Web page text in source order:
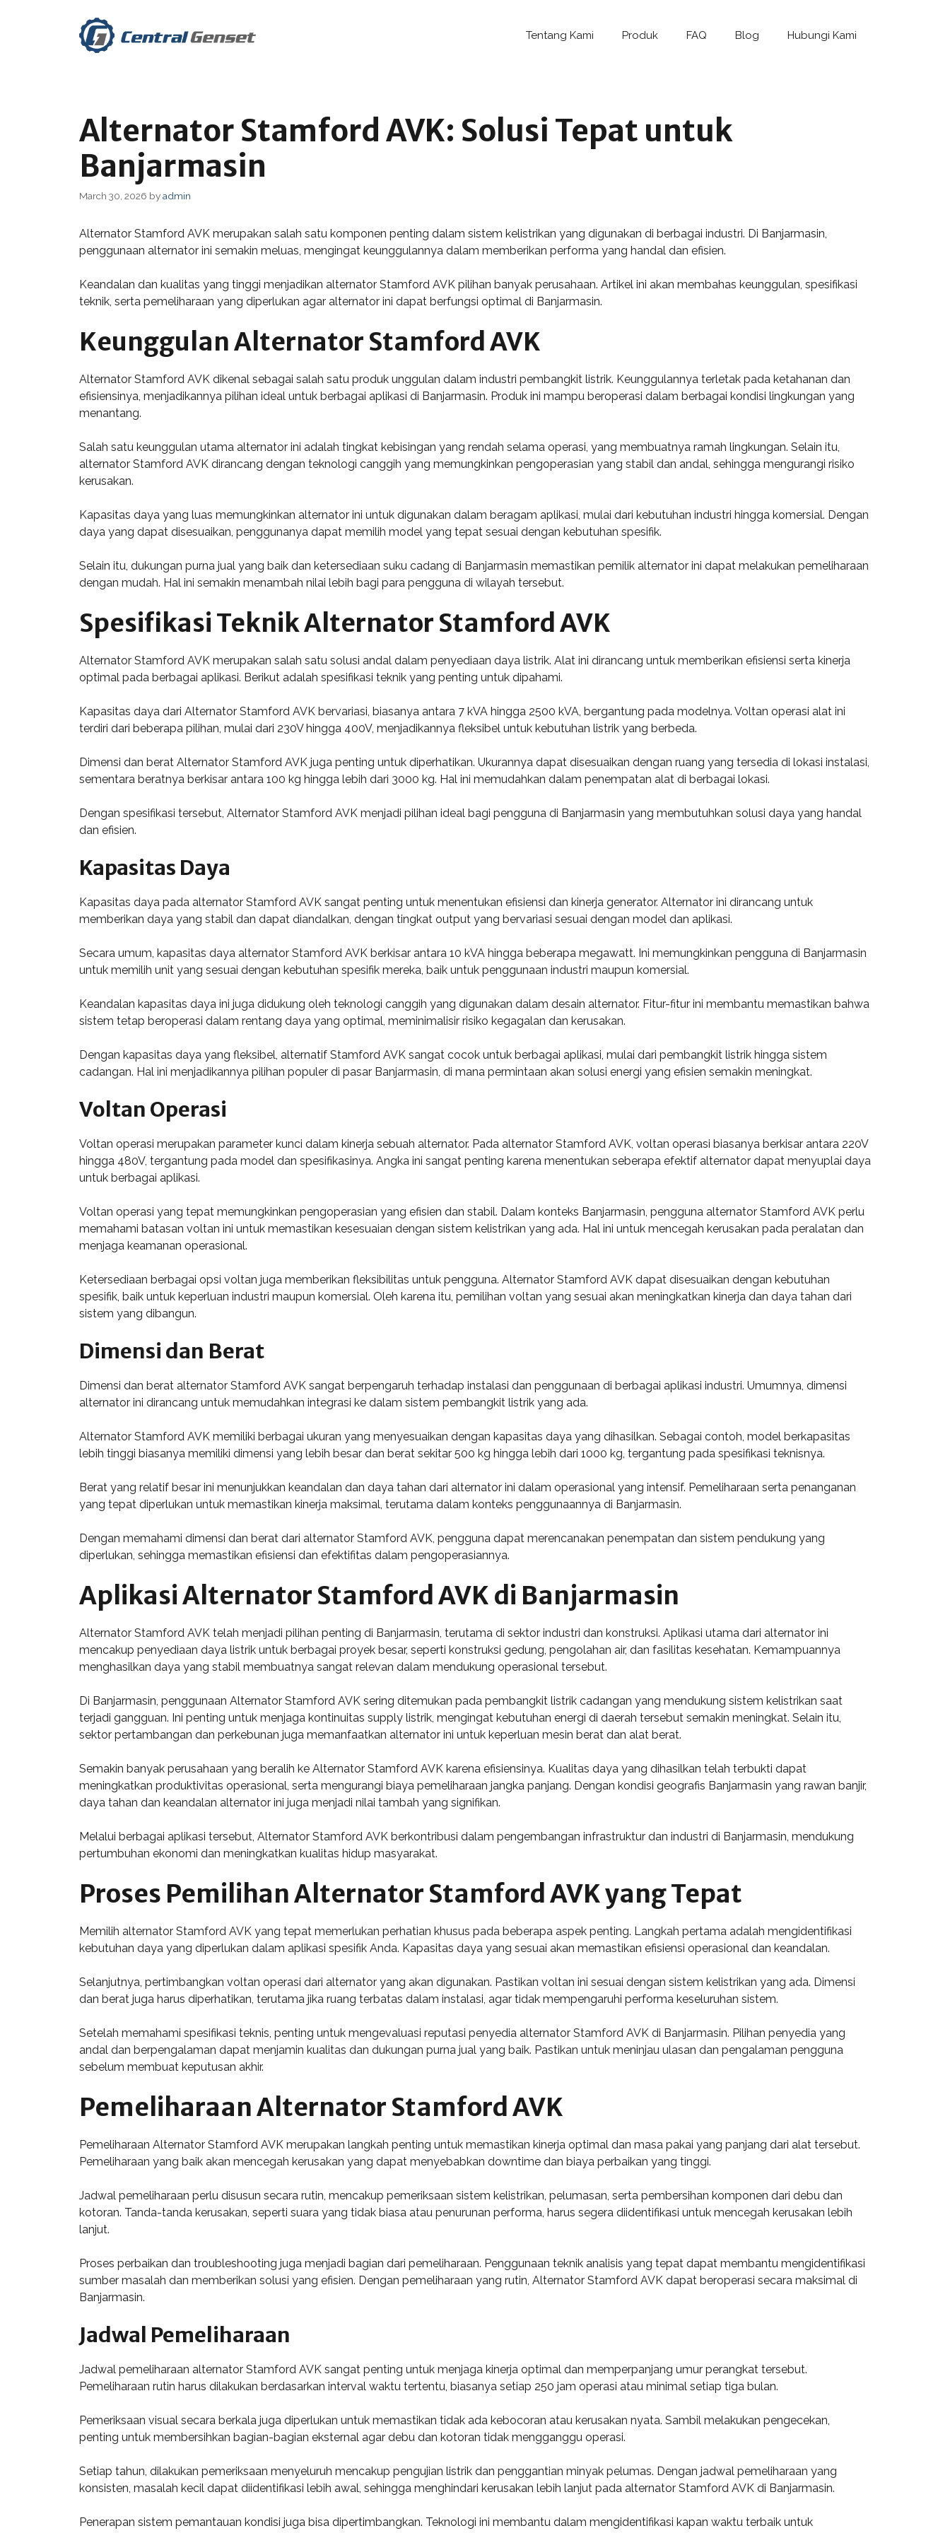
Tentang Kami Produk FAQ Blog Hubungi Kami
Alternator Stamford AVK: Solusi Tepat untuk
Banjarmasin
March 30, 2026 byadmin
Alternator Stamford AVK merupakan salah satu komponen penting dalam sistem kelistrikan yang digunakan di berbagai industri. Di Banjarmasin,
penggunaan alternator ini semakin meluas, mengingat keunggulannya dalam memberikan performa yang handal dan efisien.
Keandalan dan kualitas yang tinggi menjadikan alternator Stamford AVK pilihan banyak perusahaan. Artikel ini akan membahas keunggulan, spesifikasi
teknik, serta pemeliharaan yang diperlukan agar alternator ini dapat berfungsi optimal di Banjarmasin.
Keunggulan Alternator Stamford AVK
Alternator Stamford AVK dikenal sebagai salah satu produk unggulan dalam industri pembangkit listrik. Keunggulannya terletak pada ketahanan dan
efisiensinya, menjadikannya pilihan ideal untuk berbagai aplikasi di Banjarmasin. Produk ini mampu beroperasi dalam berbagai kondisi lingkungan yang
menantang.
Salah satu keunggulan utama alternator ini adalah tingkat kebisingan yang rendah selama operasi, yang membuatnya ramah lingkungan. Selain itu,
alternator Stamford AVK dirancang dengan teknologi canggih yang memungkinkan pengoperasian yang stabil dan andal, sehingga mengurangi risiko
kerusakan.
Kapasitas daya yang luas memungkinkan alternator ini untuk digunakan dalam beragam aplikasi, mulai dari kebutuhan industri hingga komersial. Dengan
daya yang dapat disesuaikan, penggunanya dapat memilih model yang tepat sesuai dengan kebutuhan spesifik.
Selain itu, dukungan purna jual yang baik dan ketersediaan suku cadang di Banjarmasin memastikan pemilik alternator ini dapat melakukan pemeliharaan
dengan mudah. Hal ini semakin menambah nilai lebih bagi para pengguna di wilayah tersebut.
Spesifikasi Teknik Alternator Stamford AVK
Alternator Stamford AVK merupakan salah satu solusi andal dalam penyediaan daya listrik. Alat ini dirancang untuk memberikan efisiensi serta kinerja
optimal pada berbagai aplikasi. Berikut adalah spesifikasi teknik yang penting untuk dipahami.
Kapasitas daya dari Alternator Stamford AVK bervariasi, biasanya antara 7 kVA hingga 2500 kVA, bergantung pada modelnya. Voltan operasi alat ini
terdiri dari beberapa pilihan, mulai dari 230V hingga 400V, menjadikannya fleksibel untuk kebutuhan listrik yang berbeda.
Dimensi dan berat Alternator Stamford AVK juga penting untuk diperhatikan. Ukurannya dapat disesuaikan dengan ruang yang tersedia di lokasi instalasi,
sementara beratnya berkisar antara 100 kg hingga lebih dari 3000 kg. Hal ini memudahkan dalam penempatan alat di berbagai lokasi.
Dengan spesifikasi tersebut, Alternator Stamford AVK menjadi pilihan ideal bagi pengguna di Banjarmasin yang membutuhkan solusi daya yang handal
dan efisien.
Kapasitas Daya
Kapasitas daya pada alternator Stamford AVK sangat penting untuk menentukan efisiensi dan kinerja generator. Alternator ini dirancang untuk
memberikan daya yang stabil dan dapat diandalkan, dengan tingkat output yang bervariasi sesuai dengan model dan aplikasi.
Secara umum, kapasitas daya alternator Stamford AVK berkisar antara 10 kVA hingga beberapa megawatt. Ini memungkinkan pengguna di Banjarmasin
untuk memilih unit yang sesuai dengan kebutuhan spesifik mereka, baik untuk penggunaan industri maupun komersial.
Keandalan kapasitas daya ini juga didukung oleh teknologi canggih yang digunakan dalam desain alternator. Fitur-fitur ini membantu memastikan bahwa
sistem tetap beroperasi dalam rentang daya yang optimal, meminimalisir risiko kegagalan dan kerusakan.
Dengan kapasitas daya yang fleksibel, alternatif Stamford AVK sangat cocok untuk berbagai aplikasi, mulai dari pembangkit listrik hingga sistem
cadangan. Hal ini menjadikannya pilihan populer di pasar Banjarmasin, di mana permintaan akan solusi energi yang efisien semakin meningkat.
Voltan Operasi
Voltan operasi merupakan parameter kunci dalam kinerja sebuah alternator. Pada alternator Stamford AVK, voltan operasi biasanya berkisar antara 220V
hingga 480V, tergantung pada model dan spesifikasinya. Angka ini sangat penting karena menentukan seberapa efektif alternator dapat menyuplai daya
untuk berbagai aplikasi.
Voltan operasi yang tepat memungkinkan pengoperasian yang efisien dan stabil. Dalam konteks Banjarmasin, pengguna alternator Stamford AVK perlu
memahami batasan voltan ini untuk memastikan kesesuaian dengan sistem kelistrikan yang ada. Hal ini untuk mencegah kerusakan pada peralatan dan
menjaga keamanan operasional.
Ketersediaan berbagai opsi voltan juga memberikan fleksibilitas untuk pengguna. Alternator Stamford AVK dapat disesuaikan dengan kebutuhan
spesifik, baik untuk keperluan industri maupun komersial. Oleh karena itu, pemilihan voltan yang sesuai akan meningkatkan kinerja dan daya tahan dari
sistem yang dibangun.
Dimensi dan Berat
Dimensi dan berat alternator Stamford AVK sangat berpengaruh terhadap instalasi dan penggunaan di berbagai aplikasi industri. Umumnya, dimensi
alternator ini dirancang untuk memudahkan integrasi ke dalam sistem pembangkit listrik yang ada.
Alternator Stamford AVK memiliki berbagai ukuran yang menyesuaikan dengan kapasitas daya yang dihasilkan. Sebagai contoh, model berkapasitas
lebih tinggi biasanya memiliki dimensi yang lebih besar dan berat sekitar 500 kg hingga lebih dari 1000 kg, tergantung pada spesifikasi teknisnya.
Berat yang relatif besar ini menunjukkan keandalan dan daya tahan dari alternator ini dalam operasional yang intensif. Pemeliharaan serta penanganan
yang tepat diperlukan untuk memastikan kinerja maksimal, terutama dalam konteks penggunaannya di Banjarmasin.
Dengan memahami dimensi dan berat dari alternator Stamford AVK, pengguna dapat merencanakan penempatan dan sistem pendukung yang
diperlukan, sehingga memastikan efisiensi dan efektifitas dalam pengoperasiannya.
Aplikasi Alternator Stamford AVK di Banjarmasin
Alternator Stamford AVK telah menjadi pilihan penting di Banjarmasin, terutama di sektor industri dan konstruksi. Aplikasi utama dari alternator ini
mencakup penyediaan daya listrik untuk berbagai proyek besar, seperti konstruksi gedung, pengolahan air, dan fasilitas kesehatan. Kemampuannya
menghasilkan daya yang stabil membuatnya sangat relevan dalam mendukung operasional tersebut.
Di Banjarmasin, penggunaan Alternator Stamford AVK sering ditemukan pada pembangkit listrik cadangan yang mendukung sistem kelistrikan saat
terjadi gangguan. Ini penting untuk menjaga kontinuitas supply listrik, mengingat kebutuhan energi di daerah tersebut semakin meningkat. Selain itu,
sektor pertambangan dan perkebunan juga memanfaatkan alternator ini untuk keperluan mesin berat dan alat berat.
Semakin banyak perusahaan yang beralih ke Alternator Stamford AVK karena efisiensinya. Kualitas daya yang dihasilkan telah terbukti dapat
meningkatkan produktivitas operasional, serta mengurangi biaya pemeliharaan jangka panjang. Dengan kondisi geografis Banjarmasin yang rawan banjir,
daya tahan dan keandalan alternator ini juga menjadi nilai tambah yang signifikan.
Melalui berbagai aplikasi tersebut, Alternator Stamford AVK berkontribusi dalam pengembangan infrastruktur dan industri di Banjarmasin, mendukung
pertumbuhan ekonomi dan meningkatkan kualitas hidup masyarakat.
Proses Pemilihan Alternator Stamford AVK yang Tepat
Memilih alternator Stamford AVK yang tepat memerlukan perhatian khusus pada beberapa aspek penting. Langkah pertama adalah mengidentifikasi
kebutuhan daya yang diperlukan dalam aplikasi spesifik Anda. Kapasitas daya yang sesuai akan memastikan efisiensi operasional dan keandalan.
Selanjutnya, pertimbangkan voltan operasi dari alternator yang akan digunakan. Pastikan voltan ini sesuai dengan sistem kelistrikan yang ada. Dimensi
dan berat juga harus diperhatikan, terutama jika ruang terbatas dalam instalasi, agar tidak mempengaruhi performa keseluruhan sistem.
Setelah memahami spesifikasi teknis, penting untuk mengevaluasi reputasi penyedia alternator Stamford AVK di Banjarmasin. Pilihan penyedia yang
andal dan berpengalaman dapat menjamin kualitas dan dukungan purna jual yang baik. Pastikan untuk meninjau ulasan dan pengalaman pengguna
sebelum membuat keputusan akhir.
Pemeliharaan Alternator Stamford AVK
Pemeliharaan Alternator Stamford AVK merupakan langkah penting untuk memastikan kinerja optimal dan masa pakai yang panjang dari alat tersebut.
Pemeliharaan yang baik akan mencegah kerusakan yang dapat menyebabkan downtime dan biaya perbaikan yang tinggi.
Jadwal pemeliharaan perlu disusun secara rutin, mencakup pemeriksaan sistem kelistrikan, pelumasan, serta pembersihan komponen dari debu dan
kotoran. Tanda-tanda kerusakan, seperti suara yang tidak biasa atau penurunan performa, harus segera diidentifikasi untuk mencegah kerusakan lebih
lanjut.
Proses perbaikan dan troubleshooting juga menjadi bagian dari pemeliharaan. Penggunaan teknik analisis yang tepat dapat membantu mengidentifikasi
sumber masalah dan memberikan solusi yang efisien. Dengan pemeliharaan yang rutin, Alternator Stamford AVK dapat beroperasi secara maksimal di
Banjarmasin.
Jadwal Pemeliharaan
Jadwal pemeliharaan alternator Stamford AVK sangat penting untuk menjaga kinerja optimal dan memperpanjang umur perangkat tersebut.
Pemeliharaan rutin harus dilakukan berdasarkan interval waktu tertentu, biasanya setiap 250 jam operasi atau minimal setiap tiga bulan.
Pemeriksaan visual secara berkala juga diperlukan untuk memastikan tidak ada kebocoran atau kerusakan nyata. Sambil melakukan pengecekan,
penting untuk membersihkan bagian-bagian eksternal agar debu dan kotoran tidak mengganggu operasi.
Setiap tahun, dilakukan pemeriksaan menyeluruh mencakup pengujian listrik dan penggantian minyak pelumas. Dengan jadwal pemeliharaan yang
konsisten, masalah kecil dapat diidentifikasi lebih awal, sehingga menghindari kerusakan lebih lanjut pada alternator Stamford AVK di Banjarmasin.
Penerapan sistem pemantauan kondisi juga bisa dipertimbangkan. Teknologi ini membantu dalam mengidentifikasi kapan waktu terbaik untuk